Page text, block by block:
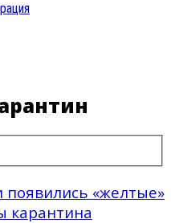
появились «желтые»
карантина